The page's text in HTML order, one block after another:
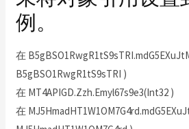
例。
在
B5gBSO1RwgR1tS9sTRI )
在 MT4APIGD.Zzh.Emyl67s9e3(Int32 )
在